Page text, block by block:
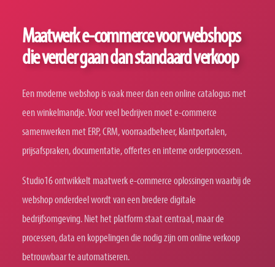
Maatwerk e-commerce voor webshops
die verder gaan dan standaard verkoop
Een moderne webshop is vaak meer dan een online catalogus met
een winkelmandje. Voor veel bedrijven moet e-commerce
samenwerken met ERP, CRM, voorraadbeheer, klantportalen,
prijsafspraken, documentatie, offertes en interne orderprocessen.
Studio16 ontwikkelt maatwerk e-commerce oplossingen waarbij de
webshop onderdeel wordt van een bredere digitale
bedrijfsomgeving. Niet het platform staat centraal, maar de
processen, data en koppelingen die nodig zijn om online verkoop
betrouwbaar te automatiseren.